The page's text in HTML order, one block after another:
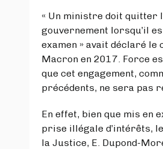
« Un ministre doit quitter
gouvernement lorsqu’il
examen » avait déclaré le
Macron en 2017. Force
que cet engagement,
précédents, ne sera pas
En effet, bien que mis en
prise illégale d’intérêts,
la Justice, E. Dupond-